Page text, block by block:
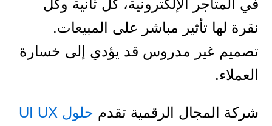
في المتاجر الإلكترونية، كل ثانية وكل
نقرة لها تأثير مباشر على المبيعات.
تصميم غير مدروس قد يؤدي إلى خسارة
العملاء.
شركة المجال الرقمية تقدم حلول UI UX